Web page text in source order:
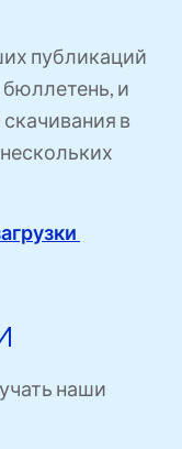
публикаций
и
в
наши